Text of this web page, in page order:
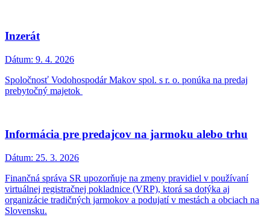
Inzerát
Dátum: 9. 4. 2026
Spoločnosť Vodohospodár Makov spol. s r. o. ponúka na predaj
prebytočný majetok
Informácia pre predajcov na jarmoku alebo trhu
Dátum: 25. 3. 2026
Finančná správa SR upozorňuje na zmeny pravidiel v používaní
virtuálnej registračnej pokladnice (VRP), ktorá sa dotýka aj
organizácie tradičných jarmokov a podujatí v mestách a obciach na
Slovensku.